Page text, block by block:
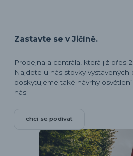
Zastavte se v Jičíně.
Prodejna a centrála, která již přes
Najdete u nás stovky vystavených
poskytujeme také návrhy
nás.
chci se podívat